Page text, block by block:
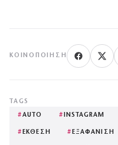
ΚΟΙΝΟΠΟΊΗΣΗ
TAGS
#AUTO # INSTAGRAM
# ΕΚΘΕΣΗ # ΕΞΑΦΑΝΙΣΗ